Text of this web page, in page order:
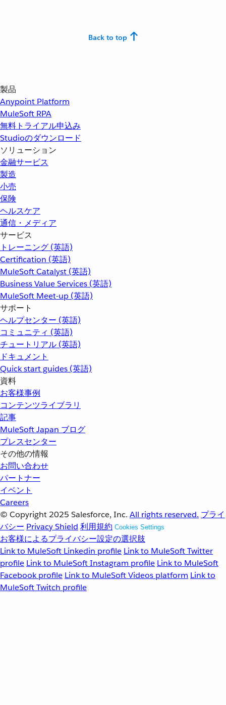
Back to top
製品
Anypoint Platform
MuleSoft RPA
無料トライアル申込み
Studioのダウンロード
ソリューション
金融サービス
製造
小売
保険
ヘルスケア
通信・メディア
サービス
トレーニング (英語)
Certification (英語)
MuleSoft Catalyst (英語)
Business Value Services (英語)
MuleSoft Meet-up (英語)
サポート
ヘルプセンター (英語)
コミュニティ (英語)
チュートリアル (英語)
ドキュメント
Quick start guides (英語)
資料
お客様事例
コンテンツライブラリ
記事
MuleSoft Japan ブログ
プレスセンター
その他の情報
お問い合わせ
パートナー
イベント
Careers
© Copyright 2025 Salesforce, Inc. All rights reserved. プライ
バシー Privacy Shield 利用規約 Cookies Settings
お客様によるプライバシー設定の選択肢
Link to MuleSoft Linkedin profile Link to MuleSoft Twitter
profile Link to MuleSoft Instagram profile Link to MuleSoft
Facebook profile Link to MuleSoft Videos platform Link to
MuleSoft Twitch profile